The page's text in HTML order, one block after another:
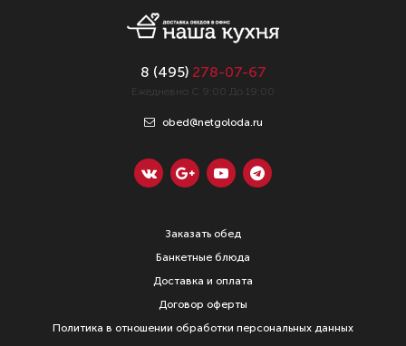
8 (495) 278-07-67
Ежедневно С 9:00 До 19:00
obed@netgoloda.ru
Заказать обед
Банкетные блюда
Доставка и оплата
Договор оферты
Политика в отношении обработки персональных данных